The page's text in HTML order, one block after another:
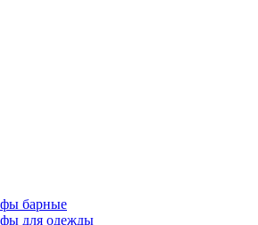
барные
для одежды